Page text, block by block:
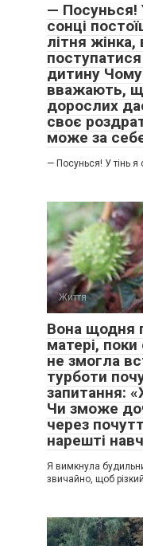
— Посунься!
сонці
літня
дитину
вважають,
дорослих
своє
може за
— Посунься! У тінь я
Життя
Вона щодня
матері,
не змогла
турботи
запитання:
Чи зможе
через
нарешті
Я вимкнула
звичайно, щоб